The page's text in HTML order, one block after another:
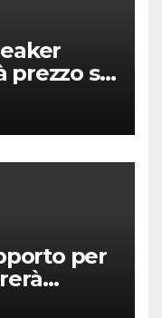
prezzo su
per